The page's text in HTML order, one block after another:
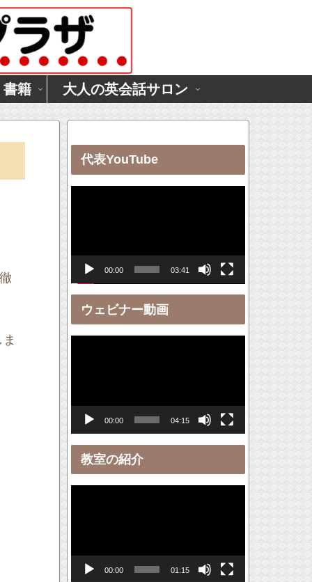
書籍 大人の英会話サロン
代表YouTube
レ
ヤ
00:00 03:41
ウェビナー動画
レ
ヤ
ー
00:00 04:15
教室の紹介
レ
00:00 01:15